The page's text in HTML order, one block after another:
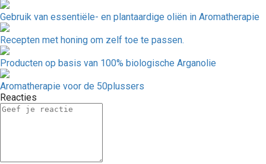
Gebruik van essentiële- en plantaardige oliën in Aromatherapie
Recepten met honing om zelf toe te passen.
Producten op basis van 100% biologische Arganolie
Aromatherapie voor de 50plussers
Reacties